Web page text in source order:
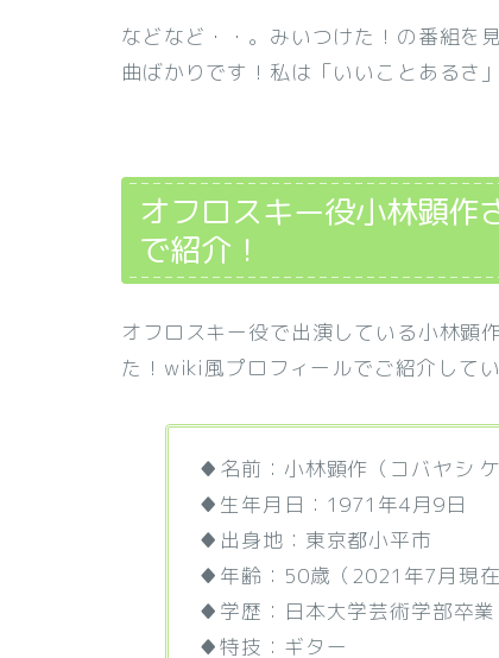
などなど・・。みいつけた！の番組を
曲ばかりです！私は「いいことあるさ
オフロスキー役小林顕
で紹介！
オフロスキー役で出演している小林顕
た！wiki風プロフィールでご紹介してい
♦名前：小林顕作（コバヤシ ケ
♦生年月日：1971年4月9日
♦出身地：東京都小平市
♦年齢：50歳（2021年7月現在
♦学歴：日本大学芸術学部卒業
♦特技：ギター